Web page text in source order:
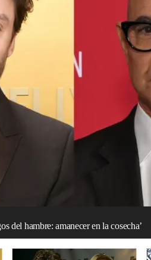
del hambre: amanecer en la cosecha’